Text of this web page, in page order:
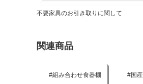
不要家具のお引き取りに関して
関連商品
組み合わせ食器棚 国産